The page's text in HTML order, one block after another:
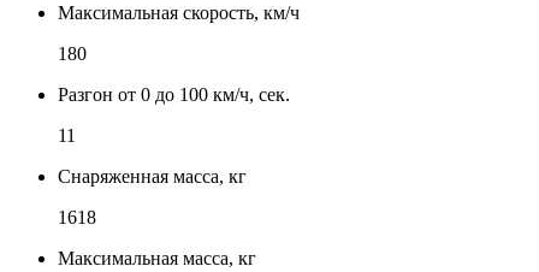
Максимальная скорость, км/ч
180
Разгон от 0 до 100 км/ч, сек.
11
Снаряженная масса, кг
1618
Максимальная масса, кг